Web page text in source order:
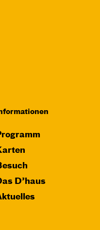
D’haus